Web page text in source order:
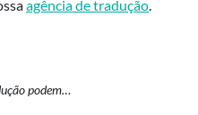
agência de tradução
podem…